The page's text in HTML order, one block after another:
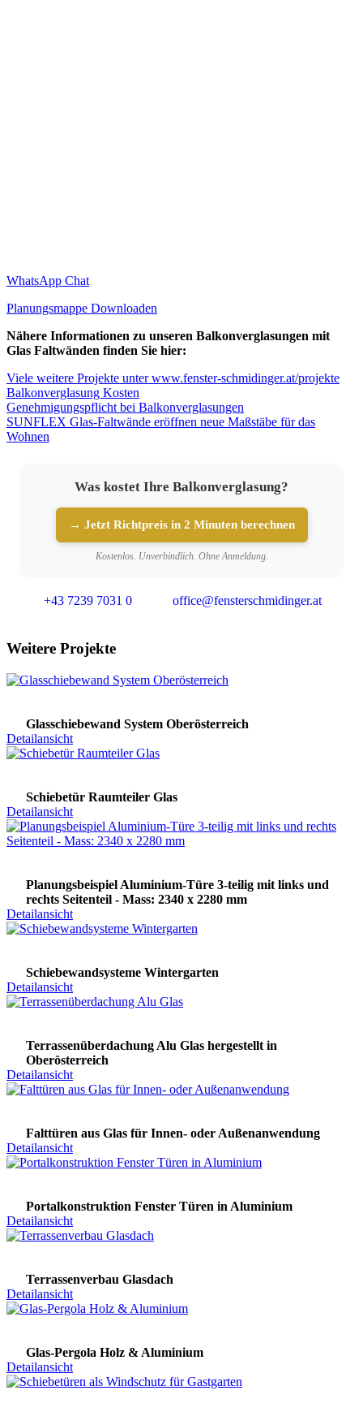
WhatsApp Chat
Planungsmappe Downloaden
Nähere Informationen zu unseren Balkonverglasungen mit
Glas Faltwänden finden Sie hier:
Viele weitere Projekte unter www.fenster-schmidinger.at/projekte
Balkonverglasung Kosten
Genehmigungspflicht bei Balkonverglasungen
SUNFLEX Glas-Faltwände eröffnen neue Maßstäbe für das
Wohnen
Was kostet Ihre Balkonverglasung?
→ Jetzt Richtpreis in 2 Minuten berechnen
Kostenlos. Unverbindlich. Ohne Anmeldung.
+43 7239 7031 0 office@fensterschmidinger.at
Weitere Projekte
Glasschiebewand System Oberösterreich
Detailansicht
Schiebetür Raumteiler Glas
Detailansicht
Planungsbeispiel Aluminium-Türe 3-teilig mit links und
rechts Seitenteil - Mass: 2340 x 2280 mm
Detailansicht
Schiebewandsysteme Wintergarten
Detailansicht
Terrassenüberdachung Alu Glas hergestellt in
Oberösterreich
Detailansicht
Falttüren aus Glas für Innen- oder Außenanwendung
Detailansicht
Portalkonstruktion Fenster Türen in Aluminium
Detailansicht
Terrassenverbau Glasdach
Detailansicht
Glas-Pergola Holz & Aluminium
Detailansicht